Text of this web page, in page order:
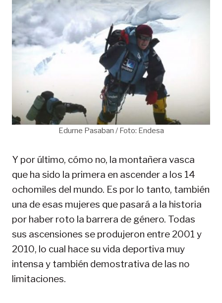
Edurne Pasaban / Foto: Endesa
Y por último, cómo no, la montañera vasca
que ha sido la primera en ascender a los 14
ochomiles del mundo. Es por lo tanto, también
una de esas mujeres que pasará a la historia
por haber roto la barrera de género. Todas
sus ascensiones se produjeron entre 2001 y
2010, lo cual hace su vida deportiva muy
intensa y también demostrativa de las no
limitaciones.